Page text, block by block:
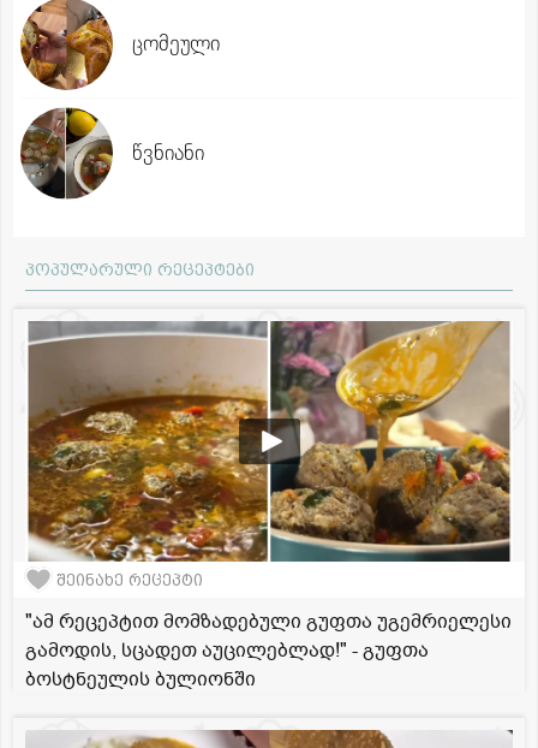
ცომეული
წვნიანი
პოპულარული რეცეპტები
შეინახე რეცეპტი
"ამ რეცეპტით მომზადებული გუფთა უგემრიელესი
გამოდის, სცადეთ აუცილებლად!" - გუფთა
ბოსტნეულის ბულიონში